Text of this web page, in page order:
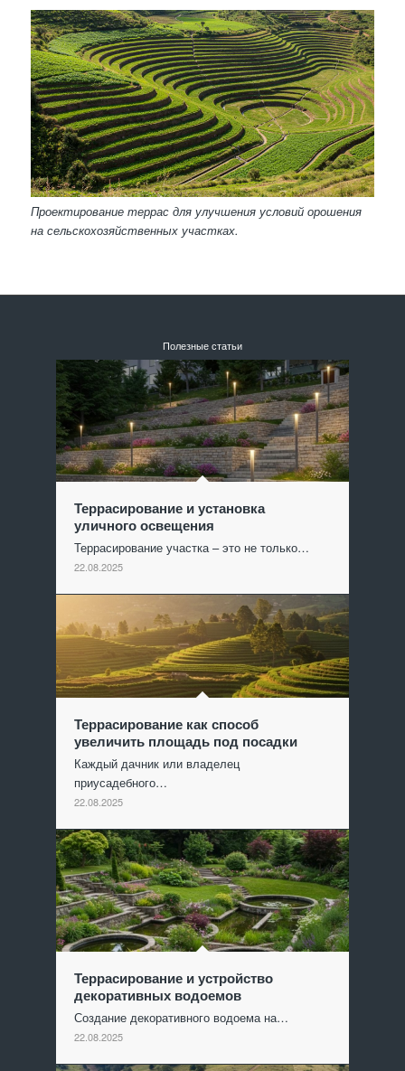
Проектирование террас для улучшения условий орошения
на сельскохозяйственных участках.
Полезные статьи
Террасирование и установка
уличного освещения
Террасирование участка – это не только…
22.08.2025
Террасирование как способ
увеличить площадь под посадки
Каждый дачник или владелец
приусадебного…
22.08.2025
Террасирование и устройство
декоративных водоемов
Создание декоративного водоема на…
22.08.2025